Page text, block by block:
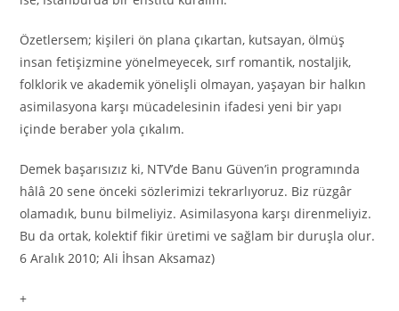
Özetlersem; kişileri ön plana çıkartan, kutsayan, ölmüş
insan fetişizmine yönelmeyecek, sırf romantik, nostaljik,
folklorik ve akademik yönelişli olmayan, yaşayan bir halkın
asimilasyona karşı mücadelesinin ifadesi yeni bir yapı
içinde beraber yola çıkalım.
Demek başarısızız ki, NTV’de Banu Güven’in programında
hâlâ 20 sene önceki sözlerimizi tekrarlıyoruz. Biz rüzgâr
olamadık, bunu bilmeliyiz. Asimilasyona karşı direnmeliyiz.
Bu da ortak, kolektif fikir üretimi ve sağlam bir duruşla olur.
6 Aralık 2010; Ali İhsan Aksamaz)
+